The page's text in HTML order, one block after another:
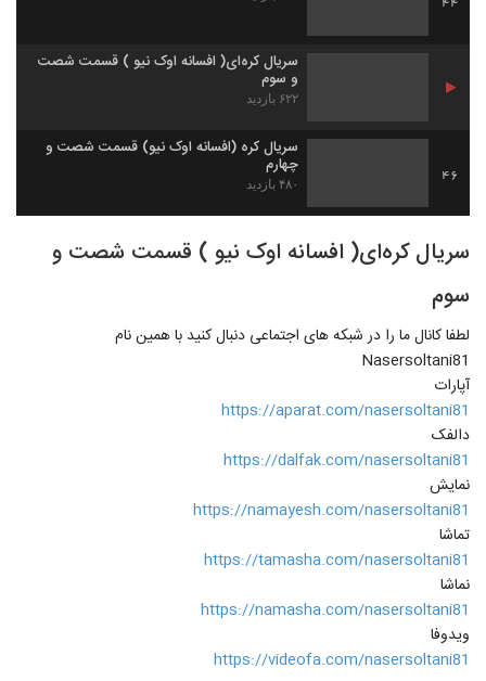
44
سریال کره‌ای( افسانه اوک نیو ) قسمت شصت
و سوم
۶۲۲ بازدید
46
سریال کره (افسانه اوک نیو) قسمت شصت و
چهارم
۴۸۰ بازدید
سریال کره‌ای( افسانه اوک نیو ) قسمت شصت و
سوم
لطفا کانال ما را در شبکه های اجتماعی دنبال کنید با همین نام
Nasersoltani81
آپارات
https://aparat.com/nasersoltani81
دالفک
https://dalfak.com/nasersoltani81
نمایش
https://namayesh.com/nasersoltani81
تماشا
https://tamasha.com/nasersoltani81
نماشا
https://namasha.com/nasersoltani81
ویدوفا
https://videofa.com/nasersoltani81